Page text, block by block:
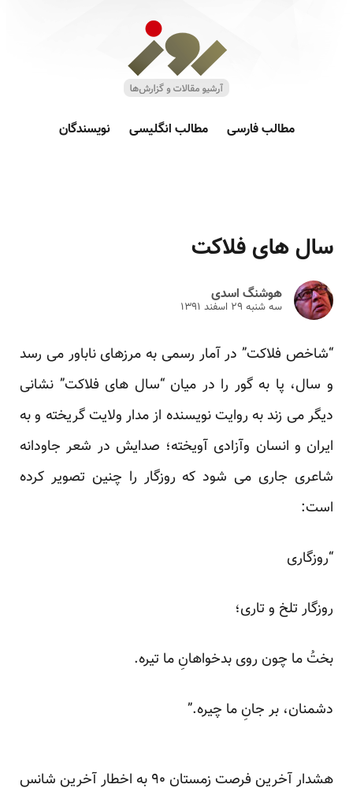
مطالب فارسی مطالب انگلیسی نویسندگان
سال های فلاکت
هوشنگ اسدی
سه شنبه ۲۹ اسفند ۱۳۹۱
“شاخص فلاکت” در آمار رسمی به مرزهای ناباور می رسد
و سال، پا به گور را در میان “سال های فلاکت” نشانی
دیگر می زند به روایت نویسنده از مدار ولایت گریخته و به
ایران و انسان وآزادی آویخته؛ صدایش در شعر جاودانه
شاعری جاری می شود که روزگار را چنین تصویر کرده
است:
“روزگاری
روزگار تلخ و تاری؛
بختُ ما چون روی بدخواهانِ ما تیره.
دشمنان، بر جانِ ما چیره.”
هشدارآخرین فرصت زمستان ۹۰ به اخطار
آخرین شانس